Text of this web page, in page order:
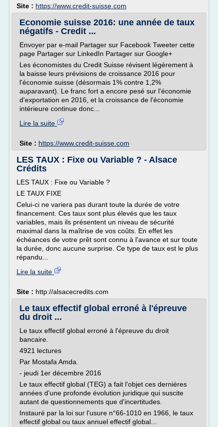
Site : https://www.credit-suisse.com
Economie suisse 2016: une année de taux
négatifs - Credit ...
Envoyer par e-mail Partager sur Facebook Tweeter cette
page Partager sur LinkedIn Partager sur Google+
Les économistes du Credit Suisse révisent légèrement à
la baisse leurs prévisions de croissance 2016 pour
l'économie suisse (désormais 1% contre 1,2%
auparavant). Le franc fort a encore pesé sur l'économie
d'exportation en 2016, et la croissance de l'économie
intérieure continue donc...
Lire la suite
Site : https://www.credit-suisse.com
LES TAUX : Fixe ou Variable ? - Alsace
Crédits
LES TAUX : Fixe ou Variable ?
LE TAUX FIXE
Celui-ci ne variera pas durant toute la durée de votre
financement. Ces taux sont plus élevés que les taux
variables, mais ils présentent un niveau de sécurité
maximal dans la maîtrise de vos coûts. En effet les
échéances de votre prêt sont connu à l'avance et sur toute
la durée, donc aucune surprise. Ce type de taux est le plus
répandu...
Lire la suite
Site : http://alsacecredits.com
Le taux effectif global erroné à l'épreuve
du droit ...
Le taux effectif global erroné à l'épreuve du droit
bancaire.
4921 lectures
Par Mostafa Amda.
- jeudi 1er décembre 2016
Le taux effectif global (TEG) a fait l'objet ces dernières
années d'une profonde évolution juridique qui suscite
autant de questionnements que d'incertitudes.
Instauré par la loi sur l'usure n°66-1010 en 1966, le taux
effectif global ou taux annuel effectif global...